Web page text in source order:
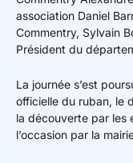
association Daniel
Commentry, Sylvain
Président du
La journée s’est
officielle du ruban, le
la découverte par
l’occasion par la